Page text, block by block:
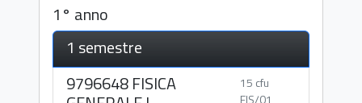
1° anno
1 semestre
9796648 FISICA
15 cfu
FIS/01